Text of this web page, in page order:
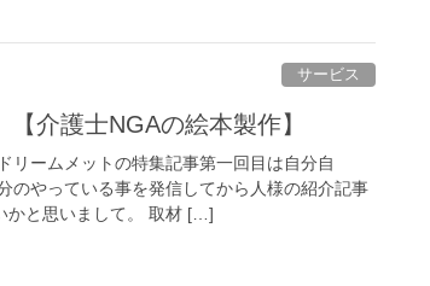
サービス
【介護士NGAの絵本製作】
リームメットの特集記事第一回目は自分自
のやっている事を発信してから人様の紹介記事
かと思いまして。 取材 […]